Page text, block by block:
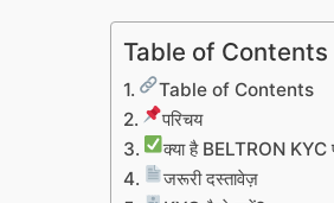
Table of Contents
Table of Contents
परिचय
क्या है BELTRON KYC
जरूरी दस्तावेज़